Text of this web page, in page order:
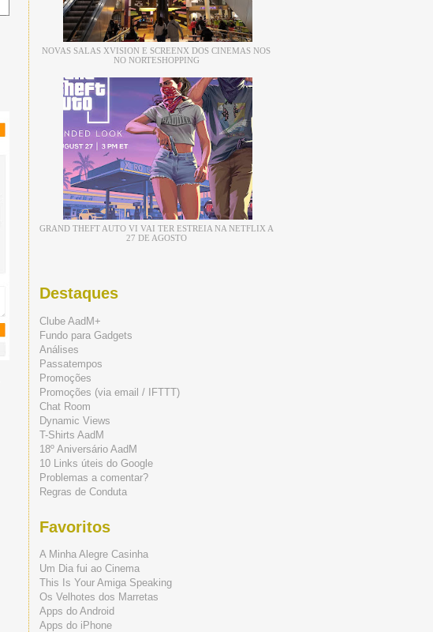
NOVAS SALAS XVISION E SCREENX DOS CINEMAS NOS
NO NORTESHOPPING
GRAND THEFT AUTO VI VAI TER ESTREIA NA NETFLIX A
27 DE AGOSTO
Destaques
Clube AadM+
Fundo para Gadgets
Análises
Passatempos
Promoções
Promoções (via email / IFTTT)
Chat Room
Dynamic Views
T-Shirts AadM
18º Aniversário AadM
10 Links úteis do Google
Problemas a comentar?
Regras de Conduta
Favoritos
A Minha Alegre Casinha
Um Dia fui ao Cinema
This Is Your Amiga Speaking
Os Velhotes dos Marretas
Apps do Android
Apps do iPhone